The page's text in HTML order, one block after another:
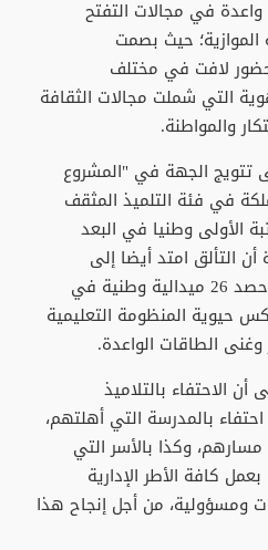
في مجالات التفتح
الموازية؛ حيث بصمت
لافت في مختلف
التي شملت مجالات الثقافة
والمواطنة.
تتويج الجهة في "المشروع
في فئة التلميذ المثقف
الأولى وطنيا في البعد
التألق امتد أيضا إلى
الأنشطة الرياضية من خلال حصد 26 ميدالية وطنية في
حيوية المنظومة التعليمية
الطاقات الواعدة.
الاحتفاء بالتلاميذ
بالمدرسة التي أهلتهم،
مسارهم، وكذا بالأسر التي
كافة الأطر الإدارية
ومسؤولية، من أجل إنجاح هذا